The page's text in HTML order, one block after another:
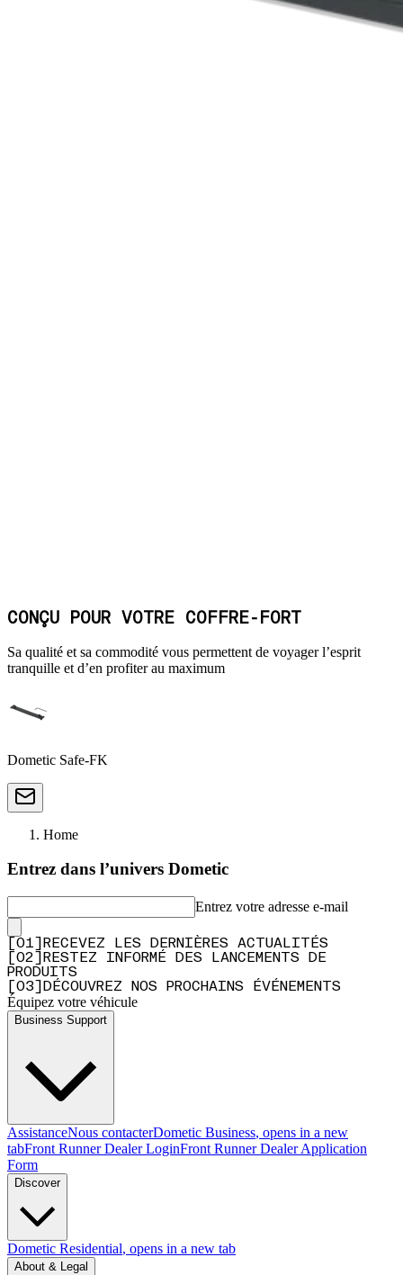
CONÇU POUR VOTRE COFFRE-FORT
Sa qualité et sa commodité vous permettent de voyager l’esprit
tranquille et d’en profiter au maximum
Dometic Safe-FK
Home
Entrez dans l’univers Dometic
Entrez votre adresse e-mail
01
RECEVEZ LES DERNIÈRES ACTUALITÉS
02
RESTEZ INFORMÉ DES LANCEMENTS DE
PRODUITS
03 DÉCOUVREZ NOS PROCHAINS ÉVÉNEMENTS
Équipez votre véhicule
Business Support
AssistanceNous contacterDometic Business, opens in a new
tabFront Runner Dealer LoginFront Runner Dealer Application
Form
Discover
Dometic Residential, opens in a new tab
About & Legal